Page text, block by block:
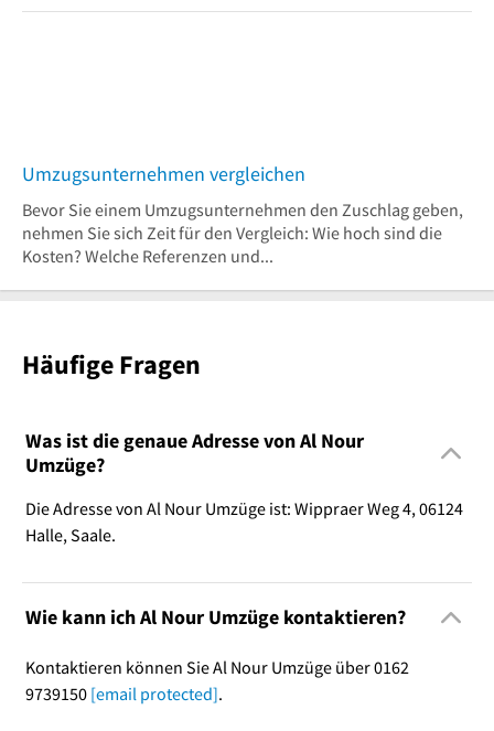
Umzugsunternehmen vergleichen
Bevor Sie einem Umzugsunternehmen den Zuschlag geben,
nehmen Sie sich Zeit für den Vergleich: Wie hoch sind die
Kosten? Welche Referenzen und...
Häufige Fragen
Was ist die genaue Adresse von Al Nour
Umzüge?
Die Adresse von Al Nour Umzüge ist: Wippraer Weg 4, 06124
Halle, Saale.
Wie kann ich Al Nour Umzüge kontaktieren?
Kontaktieren können Sie Al Nour Umzüge über 0162
9739150 [email protected].